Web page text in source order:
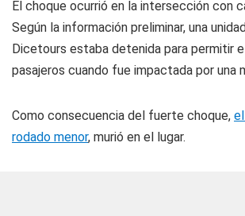
El choque ocurrió en la intersección con
Según la información preliminar, una
Dicetours estaba detenida para permitir
pasajeros cuando fue impactada por una
Como consecuencia del fuerte choque,
rodado menor, murió en el lugar.